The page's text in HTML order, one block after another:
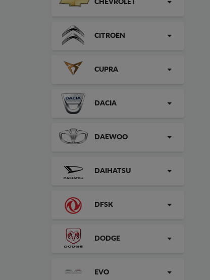
CHEVROLET
CITROEN
CUPRA
DACIA
DAEWOO
DAIHATSU
DFSK
DODGE
EVO